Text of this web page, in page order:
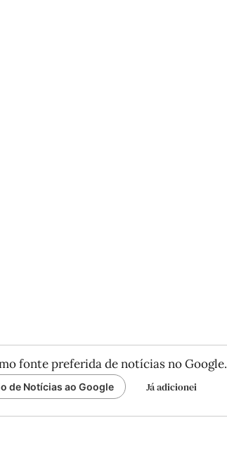
fonte preferida de notícias no Google.
de Notícias ao Google Já adicionei